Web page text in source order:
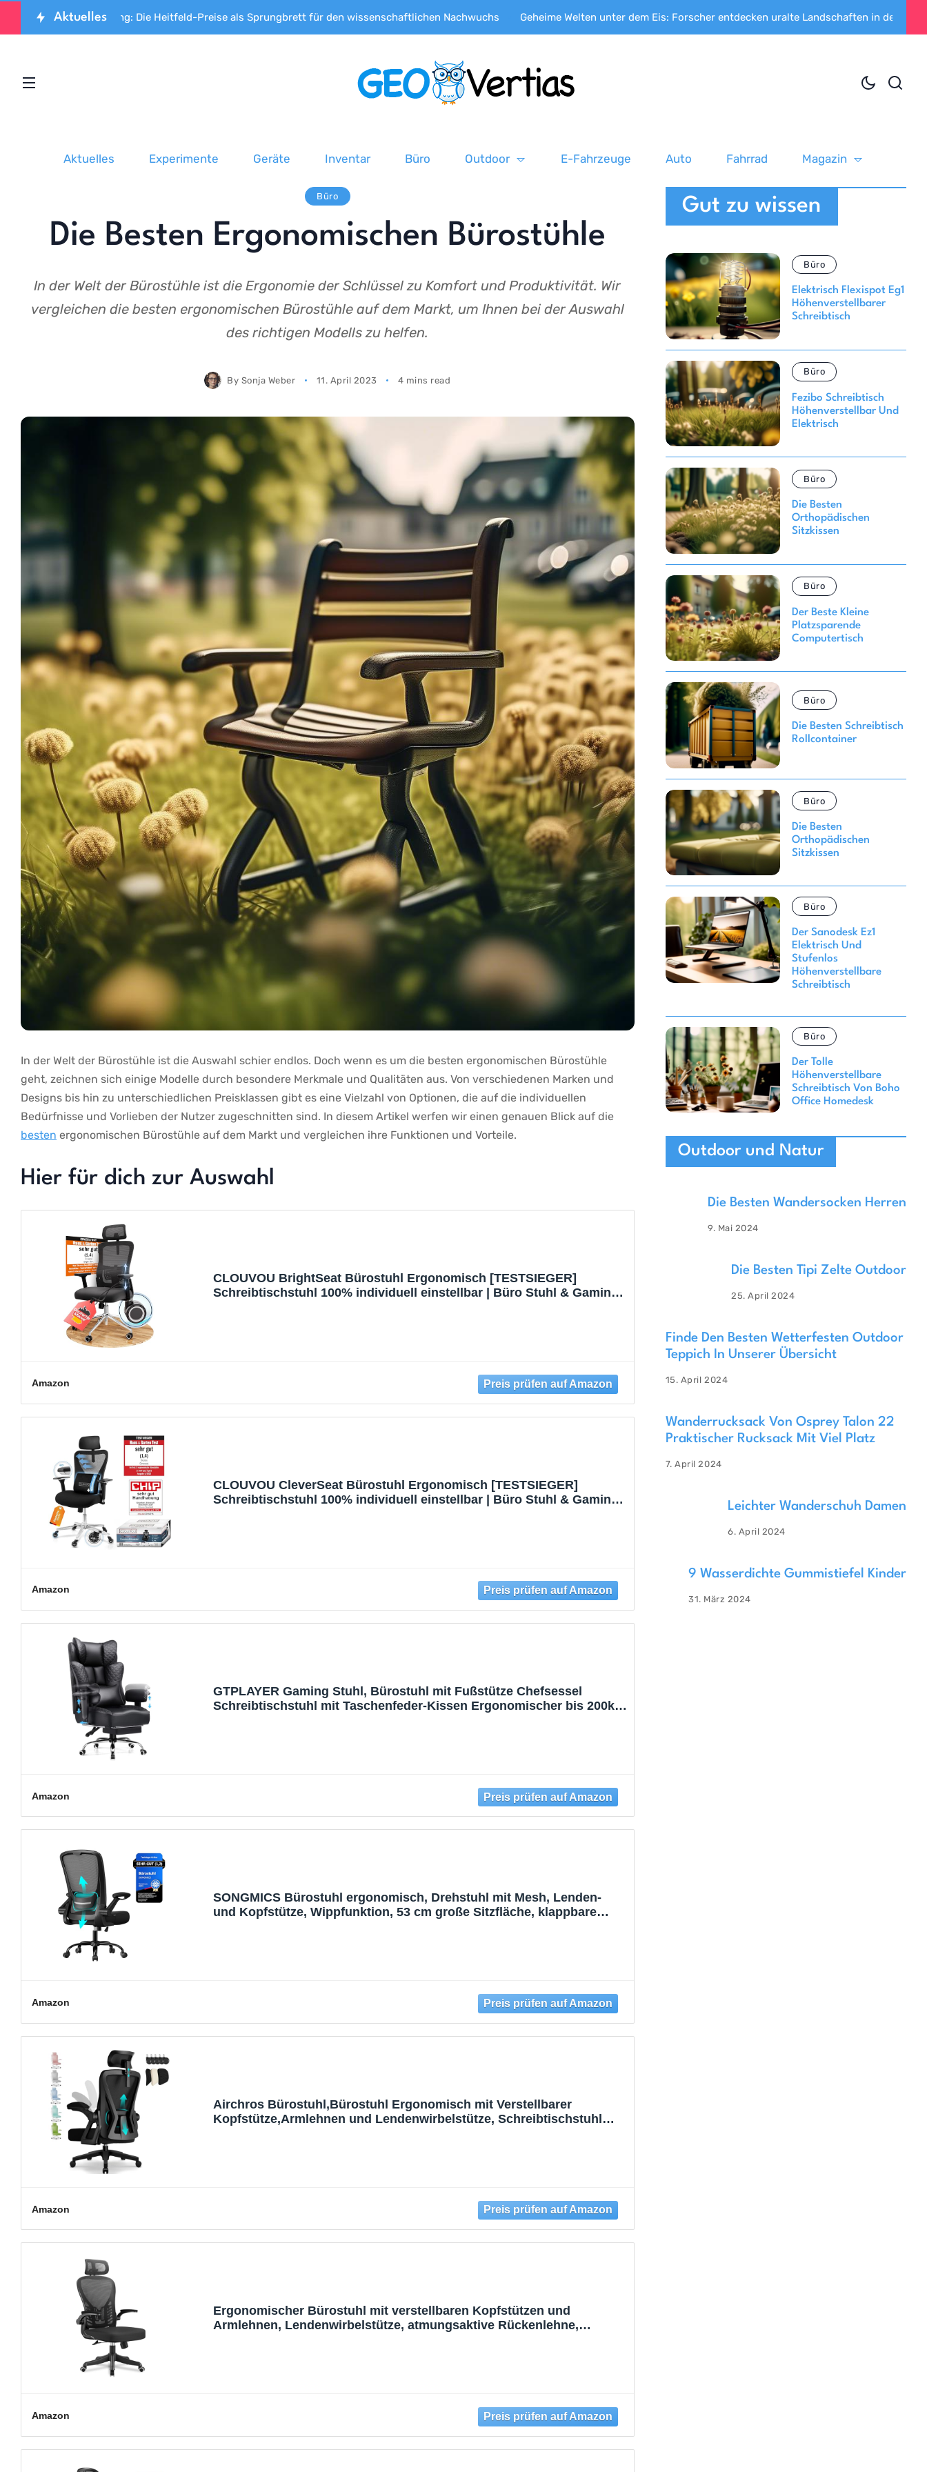
AktuellesDie Heitfeld-Preise als Sprungbrett für den wissenschaftlichen Nachwuchs Geheime Welten unter dem Eis: Forscher entdecken uralte Landschaften in der Antarktis
Aktuelles Experimente Geräte Inventar Büro Outdoor E-Fahrzeuge Auto Fahrrad Magazin
Büro
Die Besten Ergonomischen Bürostühle
In der Welt der Bürostühle ist die Ergonomie der Schlüssel zu Komfort und Produktivität. Wir
vergleichen die besten ergonomischen Bürostühle auf dem Markt, um Ihnen bei der Auswahl
des richtigen Modells zu helfen.
By Sonja Weber 11. April 2023 4 mins read
In der Welt der Bürostühle ist die Auswahl schier endlos. Doch wenn es⁣ um die besten⁤ ergonomischen Bürostühle
geht, zeichnen sich einige Modelle durch besondere Merkmale und Qualitäten aus.⁣ Von verschiedenen Marken und
Designs bis hin zu unterschiedlichen⁣ Preisklassen gibt es ‍eine Vielzahl von Optionen, die auf die individuellen
Bedürfnisse und Vorlieben der Nutzer zugeschnitten sind. In diesem ⁣Artikel werfen‌ wir einen genauen Blick auf die
besten ⁤ergonomischen Bürostühle auf dem Markt und vergleichen ihre Funktionen⁤ und Vorteile.
Hier für dich zur Auswahl
CLOUVOU BrightSeat Bürostuhl Ergonomisch [TESTSIEGER]
Schreibtischstuhl 100% individuell einstellbar | Büro Stuhl & Gaming
Amazon
CLOUVOU CleverSeat Bürostuhl Ergonomisch [TESTSIEGER]
Schreibtischstuhl 100% individuell einstellbar | Büro Stuhl & Gaming
Amazon
GTPLAYER Gaming Stuhl, Bürostuhl mit Fußstütze Chefsessel
Schreibtischstuhl mit Taschenfeder-Kissen Ergonomischer bis 200kg,
Amazon
SONGMICS Bürostuhl ergonomisch, Drehstuhl mit Mesh, Lenden-
und Kopfstütze, Wippfunktion, 53 cm große Sitzfläche, klappbare
Amazon
Airchros Bürostuhl,Bürostuhl Ergonomisch mit Verstellbarer
Kopfstütze,Armlehnen und Lendenwirbelstütze, Schreibtischstuhl
Amazon
Ergonomischer Bürostuhl mit verstellbaren Kopfstützen und
Armlehnen, Lendenwirbelstütze, atmungsaktive Rückenlehne,
Amazon
Gut zu wissen
Büro
Elektrisch Flexispot Eg1
Höhenverstellbarer
Schreibtisch
Büro
Fezibo Schreibtisch
Höhenverstellbar Und
Elektrisch
Büro
Die Besten
Orthopädischen
Sitzkissen
Büro
Der Beste Kleine
Platzsparende
Computertisch
Büro
Die Besten Schreibtisch
Rollcontainer
Büro
Die Besten
Orthopädischen
Sitzkissen
Büro
Der Sanodesk Ez1
Elektrisch Und
Stufenlos
Höhenverstellbare
Schreibtisch
Büro
Der Tolle
Höhenverstellbare
Schreibtisch Von Boho
Office Homedesk
Outdoor und Natur
Die Besten Wandersocken Herren
9. Mai 2024
Die Besten Tipi Zelte Outdoor
25. April 2024
Finde Den Besten Wetterfesten Outdoor
Teppich In Unserer Übersicht
15. April 2024
Wanderrucksack Von Osprey Talon 22
Praktischer Rucksack Mit Viel Platz
7. April 2024
Leichter Wanderschuh Damen
6. April 2024
9 Wasserdichte Gummistiefel Kinder
31. März 2024